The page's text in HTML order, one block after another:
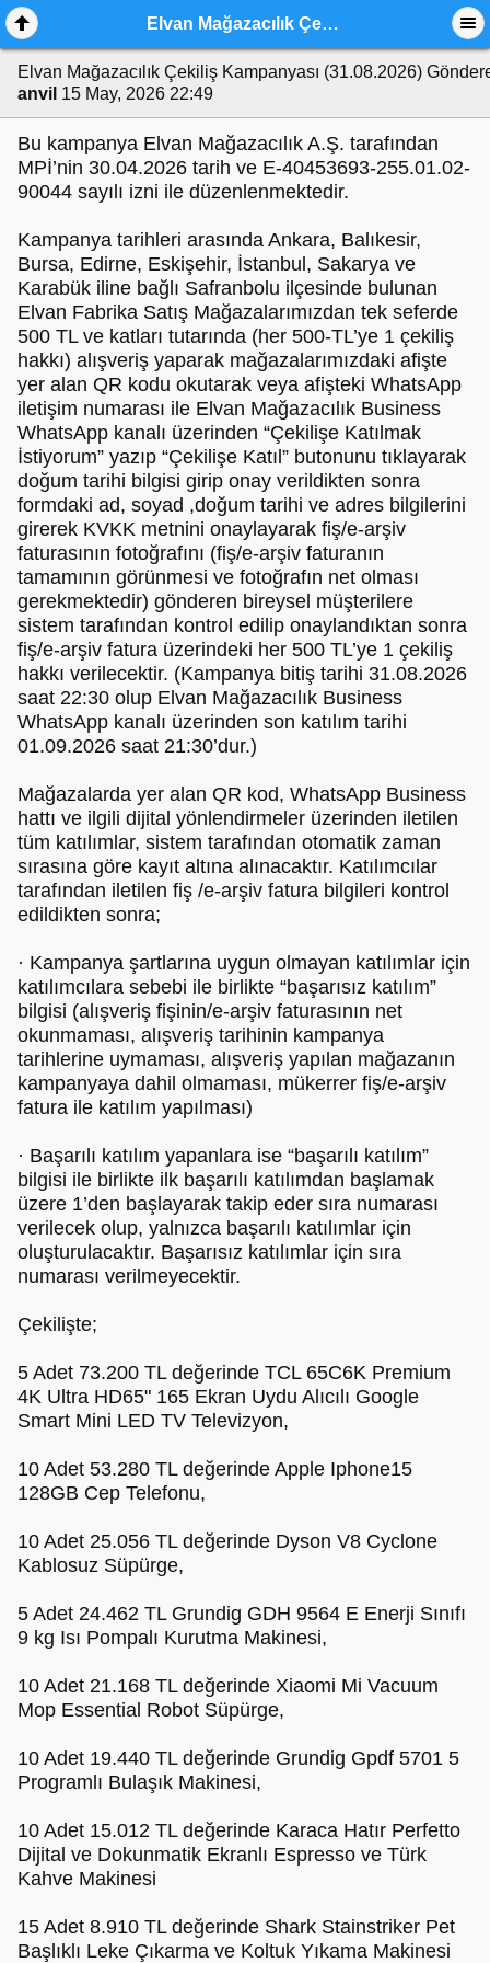
Elvan Mağazacılık Çekiliş Kampanyası (31.08.2026)
Elvan Mağazacılık Çekiliş Kampanyası (31.08.2026)
anvil 15 May, 2026 22:49
Bu kampanya Elvan Mağazacılık A.Ş. tarafından
MPİ’nin 30.04.2026 tarih ve E-40453693-255.01.02-
90044 sayılı izni ile düzenlenmektedir.
Kampanya tarihleri arasında Ankara, Balıkesir,
Bursa, Edirne, Eskişehir, İstanbul, Sakarya ve
Karabük iline bağlı Safranbolu ilçesinde bulunan
Elvan Fabrika Satış Mağazalarımızdan tek seferde
500 TL ve katları tutarında (her 500-TL’ye 1 çekiliş
hakkı) alışveriş yaparak mağazalarımızdaki afişte
yer alan QR kodu okutarak veya afişteki WhatsApp
iletişim numarası ile Elvan Mağazacılık Business
WhatsApp kanalı üzerinden “Çekilişe Katılmak
İstiyorum” yazıp “Çekilişe Katıl” butonunu tıklayarak
doğum tarihi bilgisi girip onay verildikten sonra
formdaki ad, soyad ,doğum tarihi ve adres bilgilerini
girerek KVKK metnini onaylayarak fiş/e-arşiv
faturasının fotoğrafını (fiş/e-arşiv faturanın
tamamının görünmesi ve fotoğrafın net olması
gerekmektedir) gönderen bireysel müşterilere
sistem tarafından kontrol edilip onaylandıktan sonra
fiş/e-arşiv fatura üzerindeki her 500 TL’ye 1 çekiliş
hakkı verilecektir. (Kampanya bitiş tarihi 31.08.2026
saat 22:30 olup Elvan Mağazacılık Business
WhatsApp kanalı üzerinden son katılım tarihi
01.09.2026 saat 21:30’dur.)
Mağazalarda yer alan QR kod, WhatsApp Business
hattı ve ilgili dijital yönlendirmeler üzerinden iletilen
tüm katılımlar, sistem tarafından otomatik zaman
sırasına göre kayıt altına alınacaktır. Katılımcılar
tarafından iletilen fiş /e-arşiv fatura bilgileri kontrol
edildikten sonra;
· Kampanya şartlarına uygun olmayan katılımlar için
katılımcılara sebebi ile birlikte “başarısız katılım”
bilgisi (alışveriş fişinin/e-arşiv faturasının net
okunmaması, alışveriş tarihinin kampanya
tarihlerine uymaması, alışveriş yapılan mağazanın
kampanyaya dahil olmaması, mükerrer fiş/e-arşiv
fatura ile katılım yapılması)
· Başarılı katılım yapanlara ise “başarılı katılım”
bilgisi ile birlikte ilk başarılı katılımdan başlamak
üzere 1’den başlayarak takip eder sıra numarası
verilecek olup, yalnızca başarılı katılımlar için
oluşturulacaktır. Başarısız katılımlar için sıra
numarası verilmeyecektir.
Çekilişte;
5 Adet 73.200 TL değerinde TCL 65C6K Premium
4K Ultra HD65" 165 Ekran Uydu Alıcılı Google
Smart Mini LED TV Televizyon,
10 Adet 53.280 TL değerinde Apple Iphone15
128GB Cep Telefonu,
10 Adet 25.056 TL değerinde Dyson V8 Cyclone
Kablosuz Süpürge,
5 Adet 24.462 TL Grundig GDH 9564 E Enerji Sınıfı
9 kg Isı Pompalı Kurutma Makinesi,
10 Adet 21.168 TL değerinde Xiaomi Mi Vacuum
Mop Essential Robot Süpürge,
10 Adet 19.440 TL değerinde Grundig Gpdf 5701 5
Programlı Bulaşık Makinesi,
10 Adet 15.012 TL değerinde Karaca Hatır Perfetto
Dijital ve Dokunmatik Ekranlı Espresso ve Türk
Kahve Makinesi
15 Adet 8.910 TL değerinde Shark Stainstriker Pet
Başlıklı Leke Çıkarma ve Koltuk Yıkama Makinesi